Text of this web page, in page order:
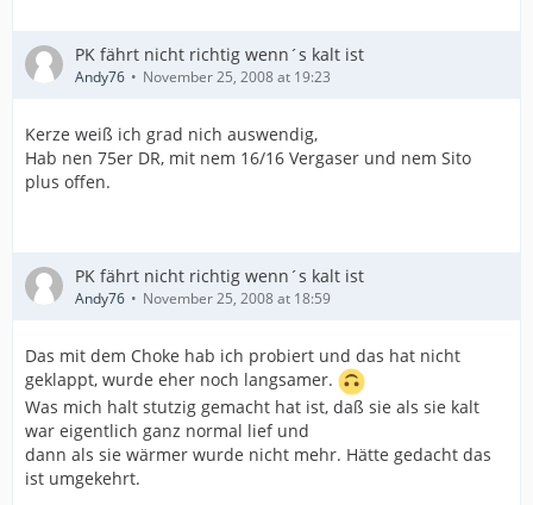
PK fährt nicht richtig wenn´s kalt ist
Andy76 November 25, 2008 at 19:23
Kerze weiß ich grad nich auswendig,
Hab nen 75er DR, mit nem 16/16 Vergaser und nem Sito
plus offen.
PK fährt nicht richtig wenn´s kalt ist
Andy76 November 25, 2008 at 18:59
Das mit dem Choke hab ich probiert und das hat nicht
geklappt, wurde eher noch langsamer.
Was mich halt stutzig gemacht hat ist, daß sie als sie kalt
war eigentlich ganz normal lief und
dann als sie wärmer wurde nicht mehr. Hätte gedacht das
ist umgekehrt.